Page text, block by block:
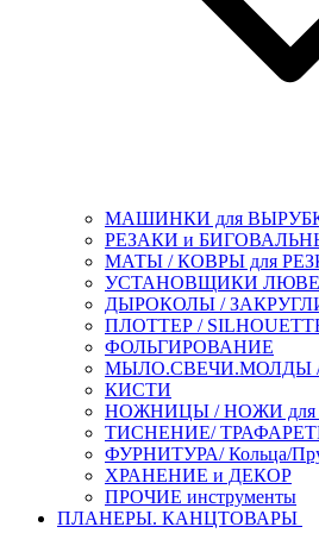
МАШИНКИ для
РЕЗАКИ и
МАТЫ / КОВРЫ для
УСТАНОВЩИКИ
ДЫРОКОЛЫ /
ПЛОТТЕР /
ФОЛЬГИРОВАНИЕ
МЫЛО.СВЕЧИ.МОЛДЫ /
КИСТИ
НОЖНИЦЫ / НОЖИ для
ТИСНЕНИЕ/ ТРАФАРЕТЫ
ФУРНИТУРА/ Кольца/
ХРАНЕНИЕ и ДЕКОР
ПРОЧИЕ инструменты
ПЛАНЕРЫ. КАНЦТОВАРЫ